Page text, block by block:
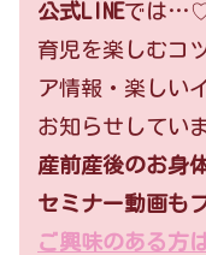
公式LINEでは
育児を楽しむコ
ア情報・楽しい
お知らせしてい
産前産後のお身
セミナー動画も
ご興味のある方